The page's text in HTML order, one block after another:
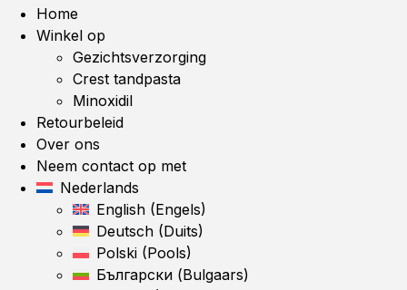
Home
Winkel op
Gezichtsverzorging
Crest tandpasta
Minoxidil
Retourbeleid
Over ons
Neem contact op met
Nederlands
English (Engels)
Deutsch (Duits)
Polski (Pools)
Български (Bulgaars)